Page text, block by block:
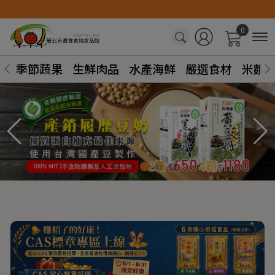
0
季節蔬果 生鮮肉品 水產海鮮 嚴選食材 米麵